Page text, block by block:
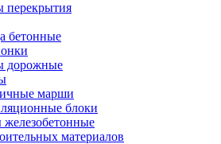
перекрытия
бетонные
дорожные
марши
блоки
материалов